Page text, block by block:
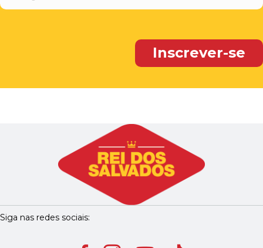
Siga nas redes sociais: